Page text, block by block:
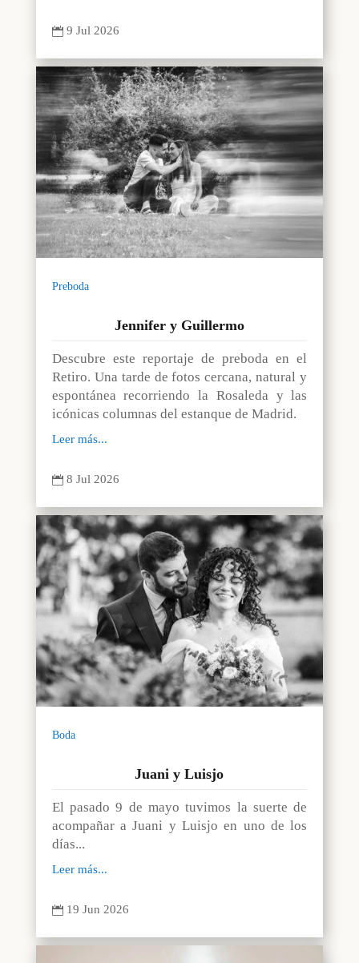
 9 Jul 2026
Preboda
Jennifer y Guillermo
Descubre este reportaje de preboda en el
Retiro. Una tarde de fotos cercana, natural y
espontánea recorriendo la Rosaleda y las
icónicas columnas del estanque de Madrid.
Leer más...
 8 Jul 2026
Boda
Juani y Luisjo
El pasado 9 de mayo tuvimos la suerte de
acompañar a Juani y Luisjo en uno de los
días...
Leer más...
 19 Jun 2026